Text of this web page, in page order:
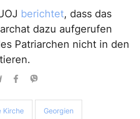
berichtet, dass das
dazu aufgerufen
Patriarchen nicht in den
Kirche Georgien